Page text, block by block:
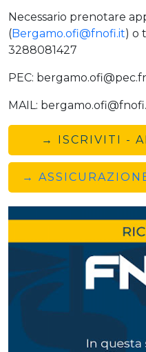
Necessario prenotare
(Bergamo.ofi@fnofi.it) o
3288081427
PEC:
MAIL:
→ ISCRIVITI -
→